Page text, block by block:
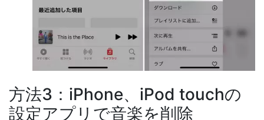
方法3：iPhone、iPod touchの
設定アプリで音楽を削除